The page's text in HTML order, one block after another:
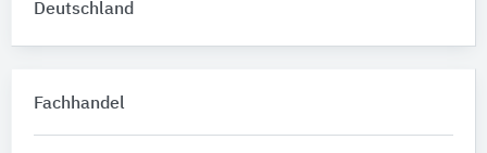
Deutschland
Fachhandel